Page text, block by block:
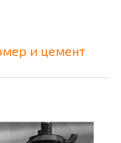
и цемент